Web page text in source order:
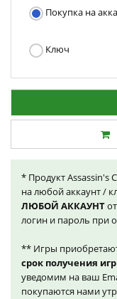
Покупка на
Ключ
* Продукт Assassin's
на любой аккаунт /
ЛЮБОЙ АККАУНТ
логин и пароль при
** Игры
срок получения
уведомим на ваш
покупаются нами